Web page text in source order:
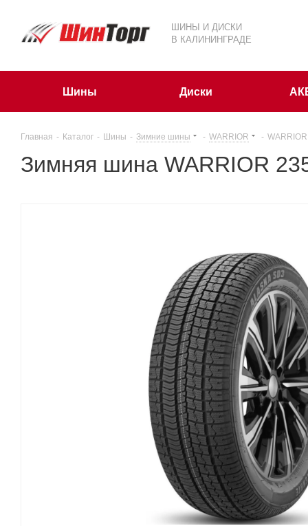
ШИНЫ И ДИСКИ
В КАЛИНИНГРАДЕ
Шины Диски
Главная - Каталог - Шины - Зимние шины - WARRIOR -
Зимняя шина WARRIOR